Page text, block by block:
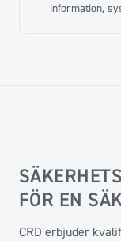
information,
FÖR EN
CRD erbjuder